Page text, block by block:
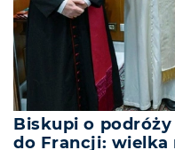
Biskupi o
do Francji: wielka